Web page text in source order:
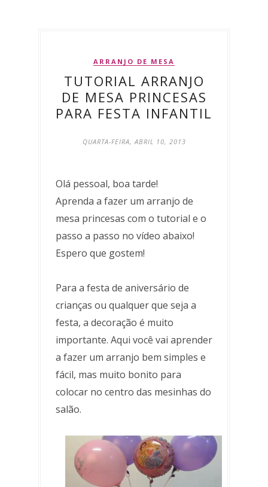
ARRANJO DE MESA
TUTORIAL ARRANJO
DE MESA PRINCESAS
PARA FESTA INFANTIL
QUARTA-FEIRA, ABRIL 10, 2013
Olá pessoal, boa tarde!
Aprenda a fazer um arranjo de
mesa princesas com o tutorial e o
passo a passo no vídeo abaixo!
Espero que gostem!
Para a festa de aniversário de
crianças ou qualquer que seja a
festa, a decoração é muito
importante. Aqui você vai aprender
a fazer um arranjo bem simples e
fácil, mas muito bonito para
colocar no centro das mesinhas do
salão.